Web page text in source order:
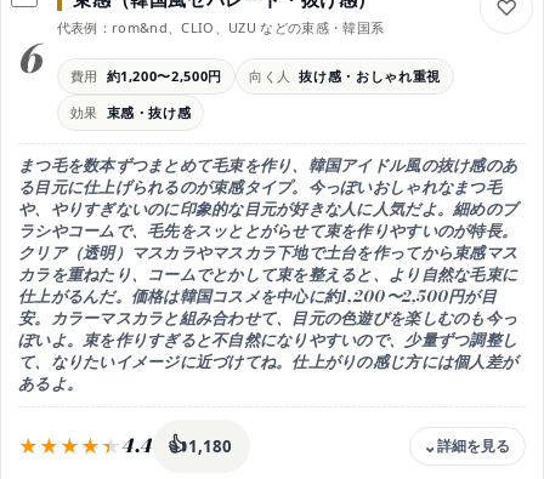
強み
続けやすい・機能充実
下地
カールキープ・繊維で底上げ
透明
ナチュラル・束感・眉にも
注意
美容液機能は断定せず参考に
6
代表例：rom&nd、CLIO、UZU などの束感・韓国系
費用 約1,200〜2,500円 向く人
抜け感・おしゃれ重視
効果 束感・抜け感
まつ毛を数本ずつまとめて毛束を作り、 韓国アイドル風の抜け感のあ
る目元に仕上げられるのが束感タイプ。今っぽいおしゃれなまつ毛
や、やりすぎないのに印象的な目元が好きな人に人気だよ。細めのブ
ラシやコームで、毛先をスッととがらせて束を作りやすいのが特長。
クリア（透明）マスカラやマスカラ下地で土台を作ってから束感マス
カラを重ねたり、コームでとかして束を整えると、より自然な毛束に
仕上がるんだ。価格は韓国コスメを中心に約1,200〜2,500円が目
安。カラーマスカラと組み合わせて、目元の色遊びを楽しむのも今っ
ぽいよ。束を作りすぎると不自然になりやすいので、少量ずつ調整し
て、なりたいイメージに近づけてね。仕上がりの感じ方には個人差が
あるよ。
4.4 👍1,180